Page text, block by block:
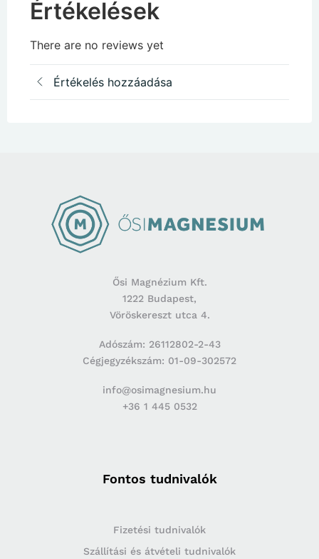
Értékelések
There are no reviews yet
Értékelés hozzáadása
Ősi Magnézium Kft.
1222 Budapest,
Vöröskereszt utca 4.
Adószám: 26112802-2-43
Cégjegyzékszám: 01-09-302572
info@osimagnesium.hu
+36 1 445 0532
Fontos tudnivalók
Fizetési tudnivalók
Szállítási és átvételi tudnivalók